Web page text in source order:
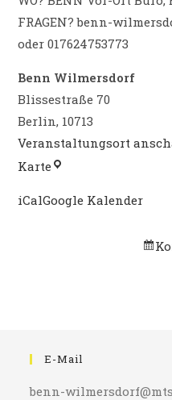
FRAGEN? benn-
oder 017624753773
Benn Wilmersdorf
Blissestraße 70
Berlin, 10713
Veranstaltungsort
KarteBenn
iCalGoogle Kalender
E-Mail
benn-